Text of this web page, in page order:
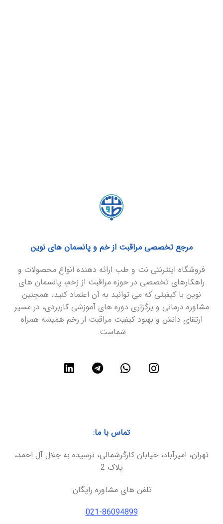
مرجع تخصصی مراقبت از خم و پانسمان های نوین
فروشگاه اینترنتی نت و طب ارائه دهنده انواع محصولات و
راهکارهای تخصصی در حوزه مراقبت از زخم، پانسمان های
نوین با کیفیتی که می توانید به آن اعتماد کنید. همچنین
مشاوره درمانی و برگزاری دوره های آموزشی کاربردی، در مسیر
ارتقای دانش و بهبود کیفیت مراقبت از زخم همیشه همراه
شماست.
تماس با ما:
تهران، امیرآباد، خیابان کارگرشمالی، نرسیده به جلال آل احمد،
پلاک 2
تلفن های مشاوره رایگان:
021-86094899